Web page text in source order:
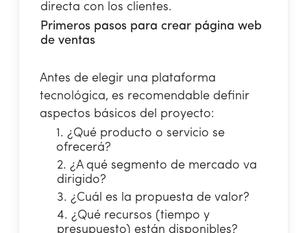
directa con los clientes.
Primeros pasos para crear página web
de ventas
Antes de elegir una plataforma
tecnológica, es recomendable definir
aspectos básicos del proyecto:
1. ¿Qué producto o servicio se
ofrecerá?
2. ¿A qué segmento de mercado va
dirigido?
3. ¿Cuál es la propuesta de valor?
4. ¿Qué recursos (tiempo y
presupuesto) están disponibles?